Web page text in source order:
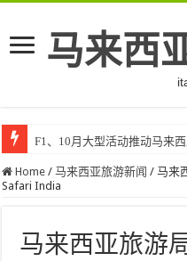
马来西
F1、10月大型活动推动马来
Home / 马来西亚旅游新闻 / 马来
Safari India
马来西亚旅游